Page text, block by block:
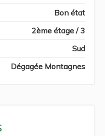
Bon état
2ème étage / 3
Sud
Dégagée Montagnes